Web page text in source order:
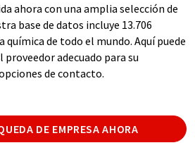
ahora con una amplia selección de
base de datos incluye 13.706
química de todo el mundo. Aquí puede
adecuado para su
de contacto.
DE EMPRESA AHORA